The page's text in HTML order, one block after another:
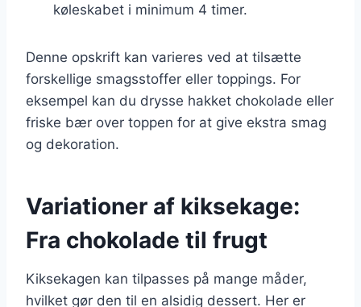
køleskabet i minimum 4 timer.
Denne opskrift kan varieres ved at tilsætte
forskellige smagsstoffer eller toppings. For
eksempel kan du drysse hakket chokolade eller
friske bær over toppen for at give ekstra smag
og dekoration.
Variationer af kiksekage:
Fra chokolade til frugt
Kiksekagen kan tilpasses på mange måder,
hvilket gør den til en alsidig dessert. Her er